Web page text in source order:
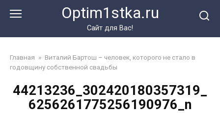
Optim1stka.ru
Сайт для Вас!
Главная » Виталий Бартош – человек, которого не стало в
годовщину собственной свадьбы
44213236_302420180357319_
6256261775256190976_n